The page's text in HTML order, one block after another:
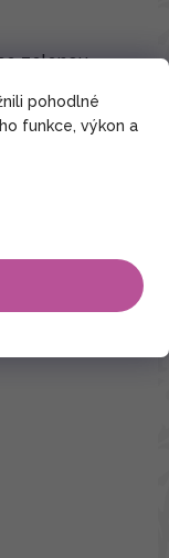
pohodlné
funkce, výkon a
zelenou